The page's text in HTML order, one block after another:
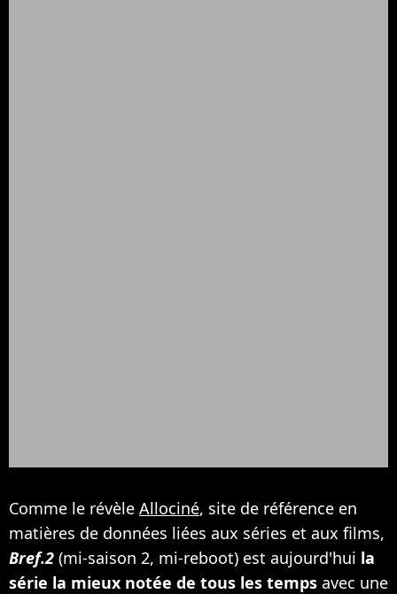
Comme le révèle Allociné, site de référence en
matières de données liées aux séries et aux films,
Bref.2 (mi-saison 2, mi-reboot) est aujourd'hui la
série la mieux notée de tous les temps avec une